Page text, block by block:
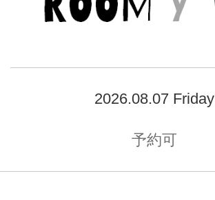
2026.08.07 Friday
予約可